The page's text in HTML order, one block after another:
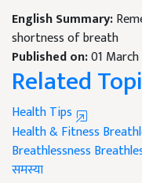
English Summary:
shortness of breath
Published on:01
Related
Health Tips
Health & Fitness
Breathlessness
समस्या